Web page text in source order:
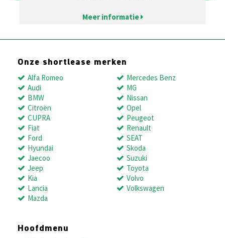
Meer informatie
Onze shortlease merken
Alfa Romeo
Audi
BMW
Citroën
CUPRA
Fiat
Ford
Hyundai
Jaecoo
Jeep
Kia
Lancia
Mazda
Mercedes Benz
MG
Nissan
Opel
Peugeot
Renault
SEAT
Skoda
Suzuki
Toyota
Volvo
Volkswagen
Hoofdmenu